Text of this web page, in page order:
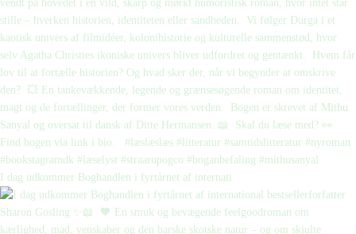
I dag udkommer Boghandlen i fyrtårnet af internati